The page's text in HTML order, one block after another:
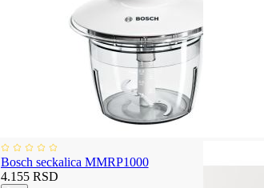
Bosch seckalica MMRP1000
4.155 RSD